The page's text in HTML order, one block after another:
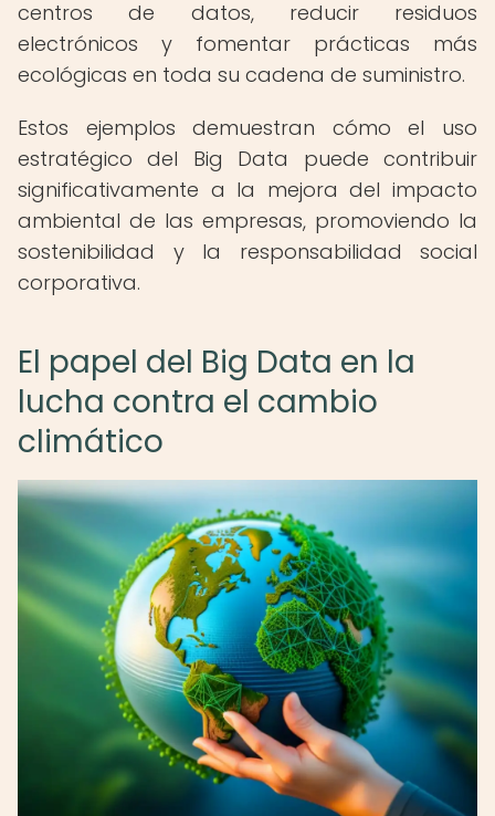
centros de datos, reducir residuos
electrónicos y fomentar prácticas más
ecológicas en toda su cadena de suministro.
Estos ejemplos demuestran cómo el uso
estratégico del Big Data puede contribuir
significativamente a la mejora del impacto
ambiental de las empresas, promoviendo la
sostenibilidad y la responsabilidad social
corporativa.
El papel del Big Data en la
lucha contra el cambio
climático